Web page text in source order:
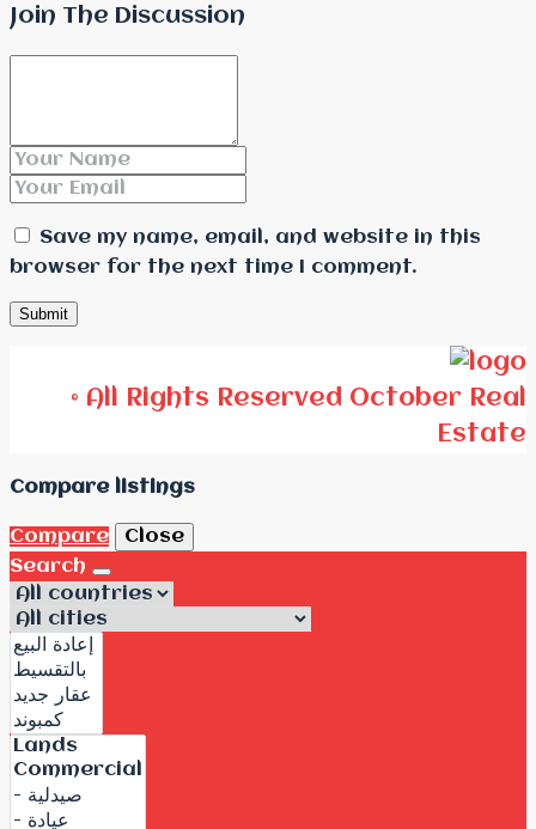
Join The Discussion
Save my name, email, and website in this
browser for the next time I comment.
© All Rights Reserved October Real
Estate
Compare listings
Compare
Close
Search